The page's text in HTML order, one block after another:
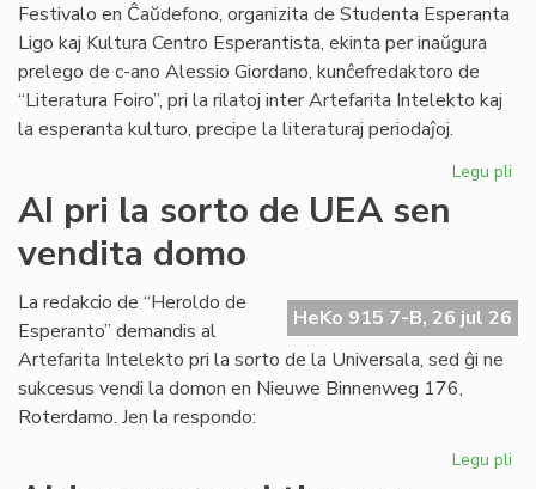
Festivalo en Ĉaŭdefono, organizita de Studenta Esperanta
Ligo kaj Kultura Centro Esperantista, ekinta per inaŭgura
prelego de c-ano Alessio Giordano, kunĉefredaktoro de
“Literatura Foiro”, pri la rilatoj inter Artefarita Intelekto kaj
la esperanta kulturo, precipe la literaturaj periodaĵoj.
Legu pli
AI pri la sorto de UEA sen
vendita domo
HeKo 915 7-B, 26 jul 26
La redakcio de “Heroldo de
Esperanto” demandis al
Artefarita Intelekto pri la sorto de la Universala, sed ĝi ne
sukcesus vendi la domon en Nieuwe Binnenweg 176,
Roterdamo. Jen la respondo:
Legu pli